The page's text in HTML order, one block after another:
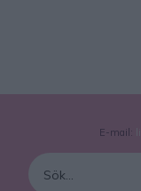
E-mail: